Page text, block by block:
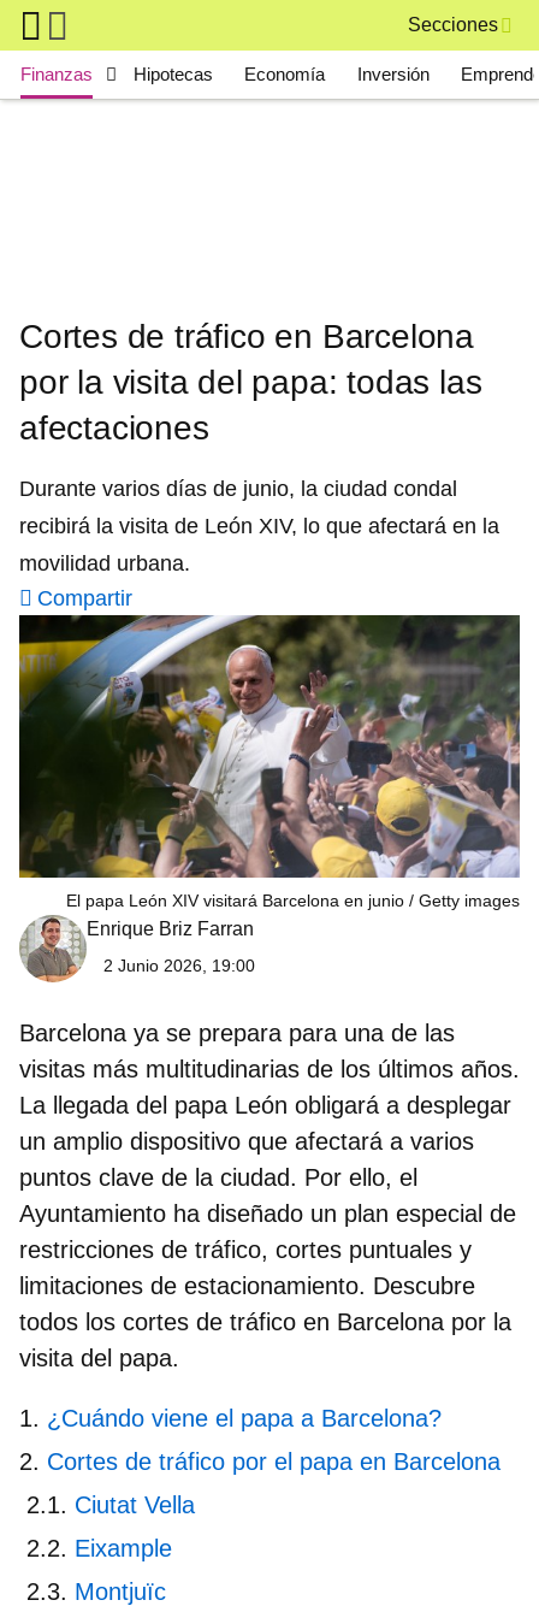
Skip to main content
Secciones
Main navigation
Finanzas Hipotecas Economía Inversión
Cortes de tráfico en Barcelona
por la visita del papa: todas las
afectaciones
Durante varios días de junio, la ciudad condal
recibirá la visita de León XIV, lo que afectará en la
movilidad urbana.
Compartir
El papa León XIV visitará Barcelona en junio Getty images
Enrique Briz Farran
2 Junio 2026, 19:00
Barcelona ya se prepara para una de las
visitas más multitudinarias de los últimos años.
La llegada del papa León obligará a desplegar
un amplio dispositivo que afectará a varios
puntos clave de la ciudad. Por ello, el
Ayuntamiento ha diseñado un plan especial de
restricciones de tráfico, cortes puntuales y
limitaciones de estacionamiento. Descubre
todos los cortes de tráfico en Barcelona por la
visita del papa.
¿Cuándo viene el papa a Barcelona?
Cortes de tráfico por el papa en Barcelona
Ciutat Vella
Eixample
Montjuïc